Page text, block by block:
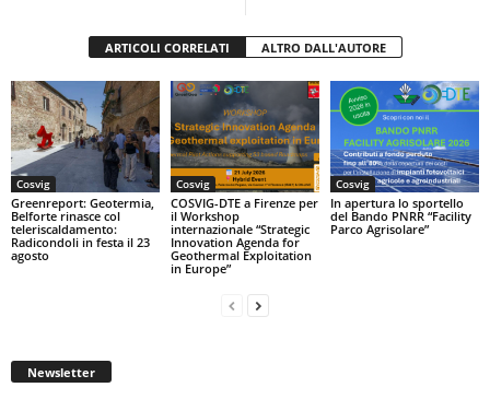
ARTICOLI CORRELATI ALTRO DALL'AUTORE
Cosvig
Greenreport: Geotermia,
Belforte rinasce col
teleriscaldamento:
Radicondoli in festa il 23
agosto
Cosvig
COSVIG-DTE a Firenze per
il Workshop
internazionale “Strategic
Innovation Agenda for
Geothermal Exploitation
in Europe”
Cosvig
In apertura lo sportello
del Bando PNRR “Facility
Parco Agrisolare”
Newsletter